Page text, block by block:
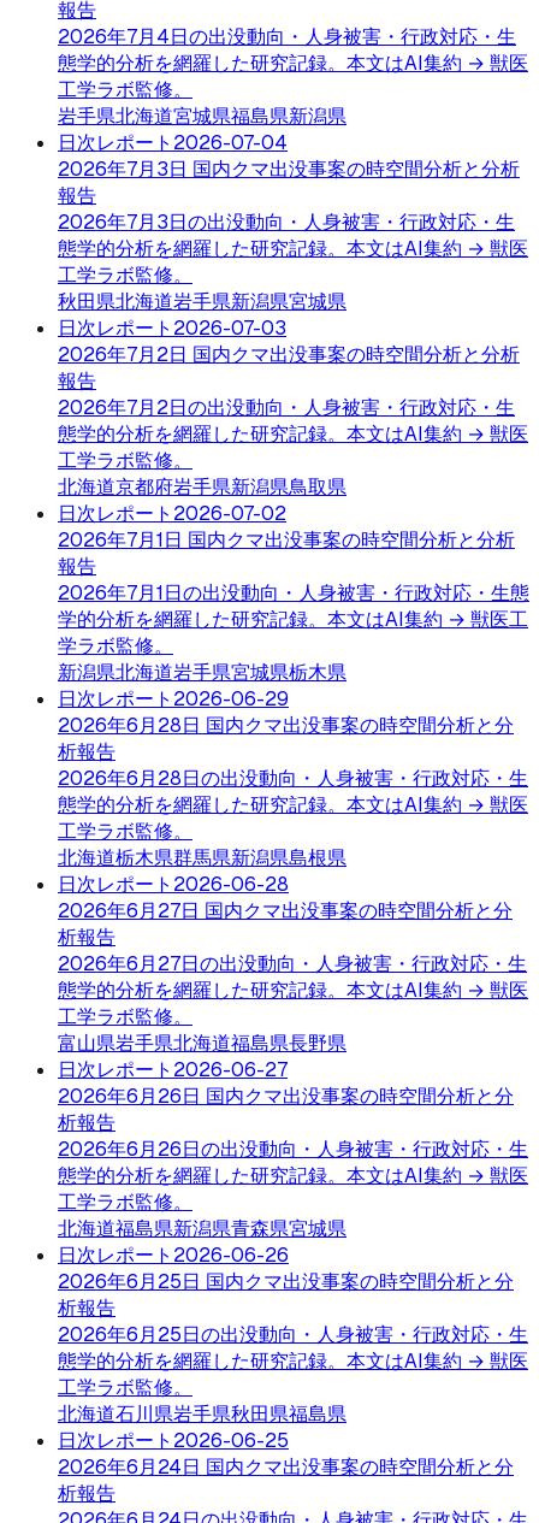
報告
2026年7月4日の出没動向・人身被害・行政対応・生
態学的分析を網羅した研究記録。本文はAI集約 → 獣医
工学ラボ監修。
岩手県北海道宮城県福島県新潟県
日次レポート 2026-07-04
2026年7月3日 国内クマ出没事案の時空間分析と分析
報告
2026年7月3日の出没動向・人身被害・行政対応・生
態学的分析を網羅した研究記録。本文はAI集約 → 獣医
工学ラボ監修。
秋田県北海道岩手県新潟県宮城県
日次レポート 2026-07-03
2026年7月2日 国内クマ出没事案の時空間分析と分析
報告
2026年7月2日の出没動向・人身被害・行政対応・生
態学的分析を網羅した研究記録。本文はAI集約 → 獣医
工学ラボ監修。
北海道京都府岩手県新潟県鳥取県
日次レポート 2026-07-02
2026年7月1日 国内クマ出没事案の時空間分析と分析
報告
2026年7月1日の出没動向・人身被害・行政対応・生態
学的分析を網羅した研究記録。本文はAI集約 → 獣医工
学ラボ監修。
新潟県北海道岩手県宮城県栃木県
日次レポート 2026-06-29
2026年6月28日 国内クマ出没事案の時空間分析と分
析報告
2026年6月28日の出没動向・人身被害・行政対応・生
態学的分析を網羅した研究記録。本文はAI集約 → 獣医
工学ラボ監修。
北海道栃木県群馬県新潟県島根県
日次レポート 2026-06-28
2026年6月27日 国内クマ出没事案の時空間分析と分
析報告
2026年6月27日の出没動向・人身被害・行政対応・生
態学的分析を網羅した研究記録。本文はAI集約 → 獣医
工学ラボ監修。
富山県岩手県北海道福島県長野県
日次レポート 2026-06-27
2026年6月26日 国内クマ出没事案の時空間分析と分
析報告
2026年6月26日の出没動向・人身被害・行政対応・生
態学的分析を網羅した研究記録。本文はAI集約 → 獣医
工学ラボ監修。
北海道福島県新潟県青森県宮城県
日次レポート 2026-06-26
2026年6月25日 国内クマ出没事案の時空間分析と分
析報告
2026年6月25日の出没動向・人身被害・行政対応・生
態学的分析を網羅した研究記録。本文はAI集約 → 獣医
工学ラボ監修。
北海道石川県岩手県秋田県福島県
日次レポート 2026-06-25
2026年6月24日 国内クマ出没事案の時空間分析と分
析報告